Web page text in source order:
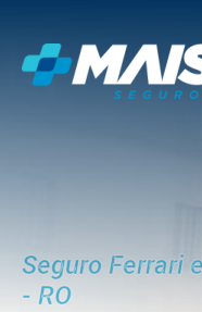
Seguro Ferrari
- RO